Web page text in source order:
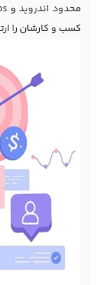
کسب و کارشان را